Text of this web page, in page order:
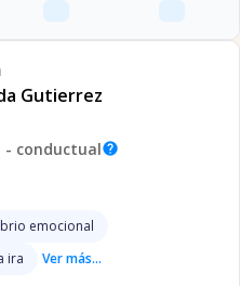
Gutierrez
- conductualhelp
emocional
ira Ver más...